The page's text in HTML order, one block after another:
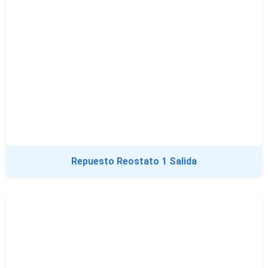
Repuesto Reostato 1 Salida